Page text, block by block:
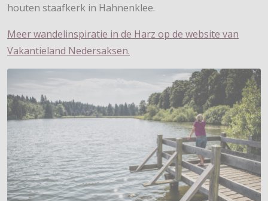
houten staafkerk in Hahnenklee.
Meer wandelinspiratie in de Harz op de website van
Vakantieland Nedersaksen.